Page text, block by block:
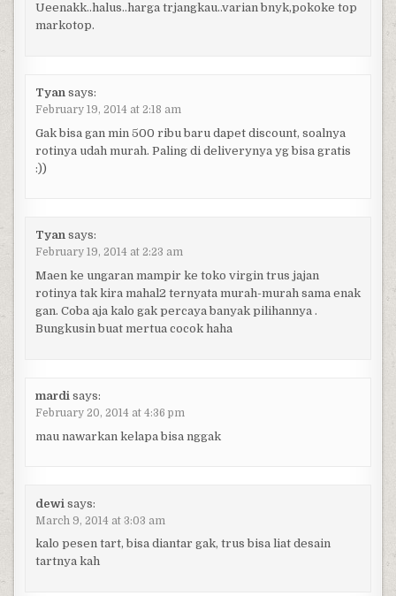
Ueenakk..halus..harga trjangkau..varian bnyk,pokoke top
markotop.
Tyan says:
February 19, 2014 at 2:18 am
Gak bisa gan min 500 ribu baru dapet discount, soalnya
rotinya udah murah. Paling di deliverynya yg bisa gratis
:))
Tyan says:
February 19, 2014 at 2:23 am
Maen ke ungaran mampir ke toko virgin trus jajan
rotinya tak kira mahal2 ternyata murah-murah sama enak
gan. Coba aja kalo gak percaya banyak pilihannya .
Bungkusin buat mertua cocok haha
mardi says:
February 20, 2014 at 4:36 pm
mau nawarkan kelapa bisa nggak
dewi says:
March 9, 2014 at 3:03 am
kalo pesen tart, bisa diantar gak, trus bisa liat desain
tartnya kah